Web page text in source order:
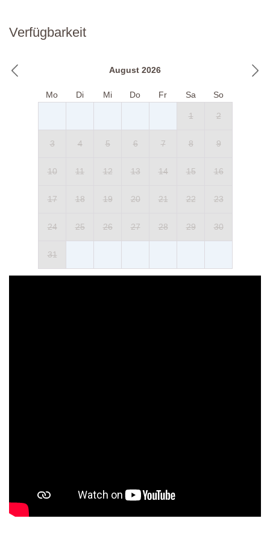
Verfügbarkeit
August 2026
Mo Di Mi Do Fr Sa So
1 2
3 4 5 6 7 8 9
10 11 12 13 14 15 16
17 18 19 20 21 22 23
24 25 26 27 28 29 30
31